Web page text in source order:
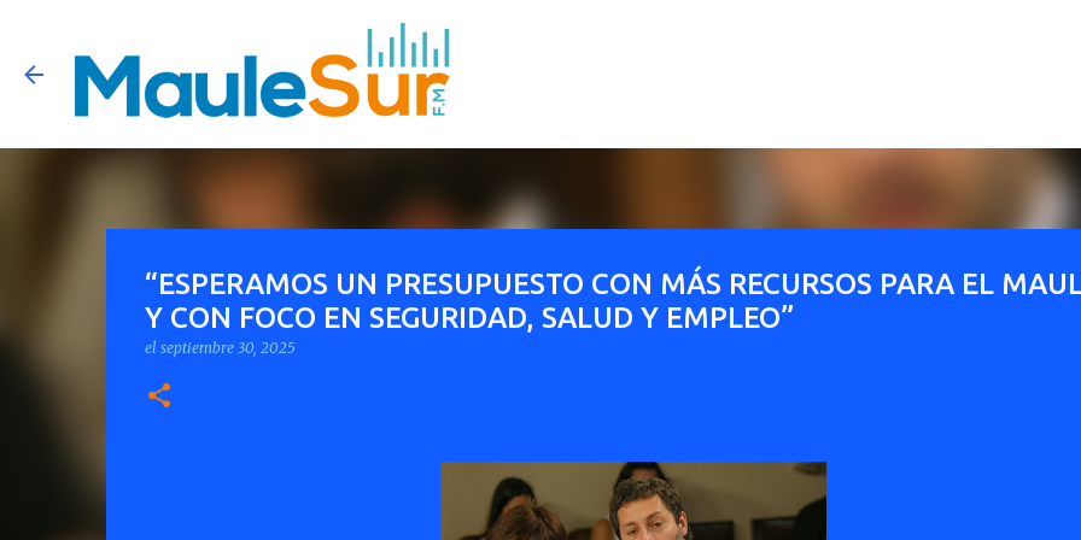
“ESPERAMOS UN PRESUPUESTO CON MÁS RECURSOS PARA EL
Y CON FOCO EN SEGURIDAD, SALUD Y EMPLEO”
el septiembre 30, 2025